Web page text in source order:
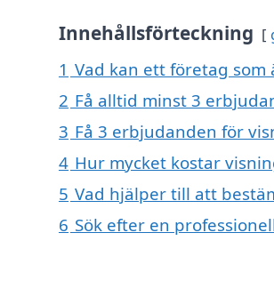
Innehållsförteckning
1 Vad kan ett företag
2 Få alltid minst 3
3 Få 3 erbjudanden för
4 Hur mycket kostar
5 Vad hjälper till att
6 Sök efter en